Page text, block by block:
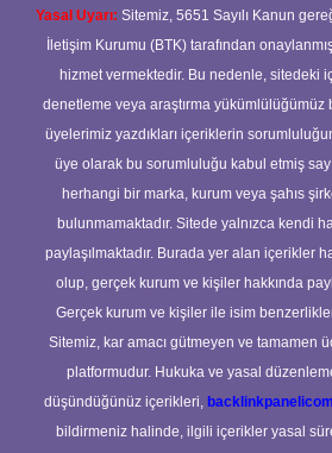
Yasal Uyarı: Sitemiz, 5651 Sayılı Kanun
İletişim Kurumu (BTK) tarafından
hizmet vermektedir. Bu nedenle, sitedeki
denetleme veya araştırma yükümlülüğümüz
üyelerimiz yazdıkları içeriklerin
üye olarak bu sorumluluğu kabul etmiş
herhangi bir marka, kurum veya şahıs
bulunmamaktadır. Sitede yalnızca kendi
paylaşılmaktadır. Burada yer alan içerikler
olup, gerçek kurum ve kişiler hakkında
Gerçek kurum ve kişiler ile isim
Sitemiz, kar amacı gütmeyen ve tamamen
platformudur. Hukuka ve yasal
düşündüğünüz içerikleri,
bildirmeniz halinde, ilgili içerikler yasal